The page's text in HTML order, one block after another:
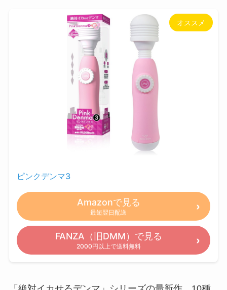
オススメ
ピンクデンマ3
Amazonで見る
最短翌日配送
FANZA（旧DMM）で見る
2000円以上で送料無料